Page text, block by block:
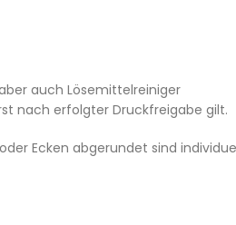
auch Lösemittelreiniger
nach erfolgter Druckfreigabe gilt.
Ecken abgerundet sind